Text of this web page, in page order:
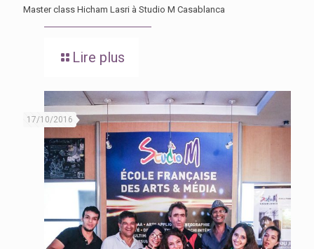
Master class Hicham Lasri à Studio M Casablanca
Lire plus
17/10/2016